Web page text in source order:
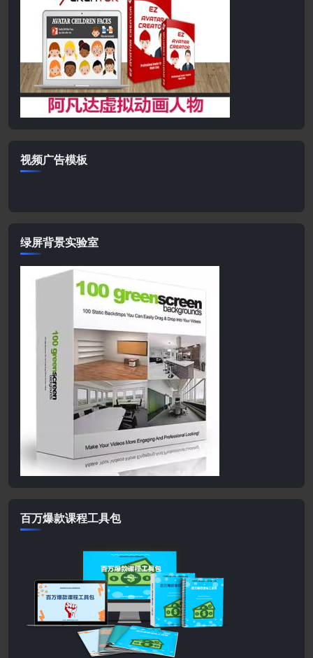
视频广告模板
绿屏背景实验室
百万爆款课程工具包